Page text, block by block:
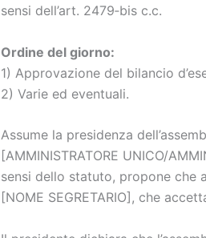
sensi dell’art. 2479‑bis c.c.
Ordine del giorno:
1) Approvazione del bilancio
2) Varie ed eventuali.
Assume la presidenza
[AMMINISTRATORE UNICO/
sensi dello statuto, propone che
[NOME SEGRETARIO], che